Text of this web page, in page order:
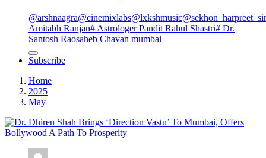
@arshnaagra@cinemixlabs@lxkshmusic
Amitabh Ranjan# Astrologer Pandit Rahul Shastri# Dr.
Santosh Raosaheb Chavan mumbai
Subscribe
Home
2025
May